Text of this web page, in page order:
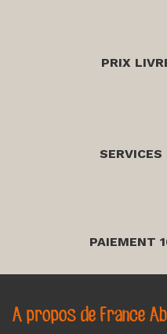
PRIX
SERVICES
PAIEMENT
A propos de France